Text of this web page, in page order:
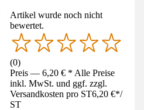
Artikel wurde noch nicht
bewertet.
(0)
Preis — 6,20 € * Alle Preise
inkl. MwSt. und ggf. zzgl.
Versandkosten pro ST6,20 €*/
ST